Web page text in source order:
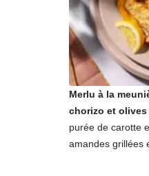
Merlu à la
chorizo et olives
purée de carotte
amandes grillées